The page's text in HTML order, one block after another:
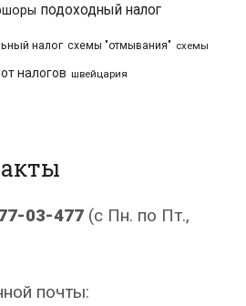
подоходный налог
налог схемы "отмывания" схемы
налогов швейцария
03-477 (с Пн. по Пт.,
почты: